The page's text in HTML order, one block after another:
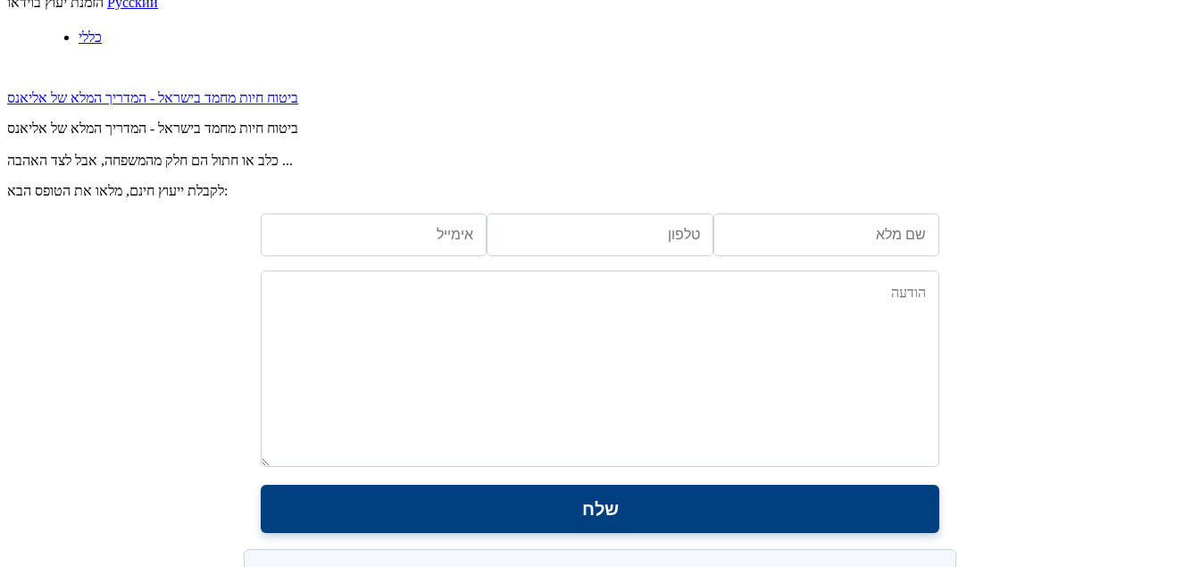
כללי
ביטוח חיות מחמד בישראל - המדריך המלא של אליאנס
ביטוח חיות מחמד בישראל - המדריך המלא של אליאנס
כלב או חתול הם חלק מהמשפחה, אבל לצד האהבה ...
לקבלת ייעוץ חינם, מלאו את הטופס הבא: